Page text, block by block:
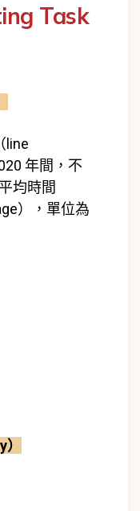
Task
line
年間，不
均時間
），單位為